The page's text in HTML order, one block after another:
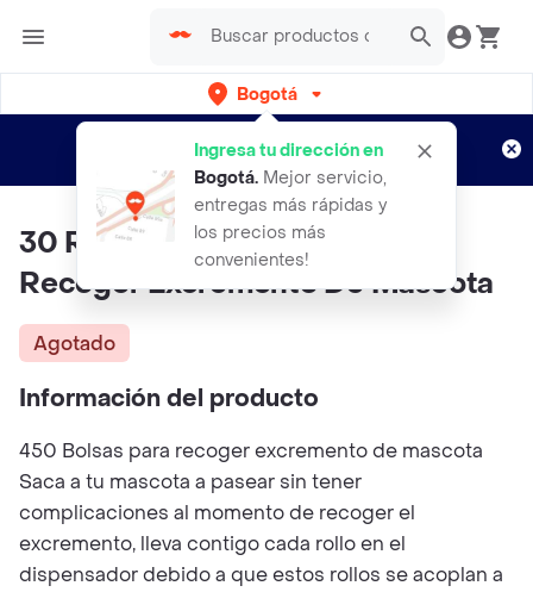
Bogotá
Ingresa tu dirección en
Bogotá. Mejor servicio,
entregas más rápidas y
los precios más
convenientes!
envíos gratis por semanas
Aplican TyC
30 Rollos (450) Bolsas Para
Recoger Excremento De Mascota
Agotado
Información del producto
450 Bolsas para recoger excremento de mascota
Saca a tu mascota a pasear sin tener
complicaciones al momento de recoger el
excremento, lleva contigo cada rollo en el
dispensador debido a que estos rollos se acoplan a